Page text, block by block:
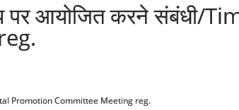
पर आयोजित करने
Promotion Committee Meeting reg.